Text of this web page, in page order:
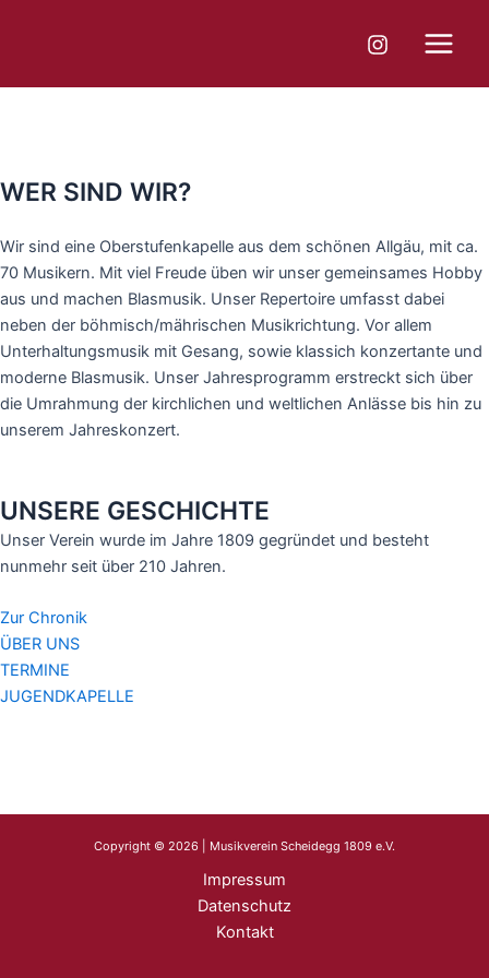
WER SIND WIR?
Wir sind eine Oberstufenkapelle aus dem schönen Allgäu, mit ca.
70 Musikern. Mit viel Freude üben wir unser gemeinsames Hobby
aus und machen Blasmusik. Unser Repertoire umfasst dabei
neben der böhmisch/mährischen Musikrichtung. Vor allem
Unterhaltungsmusik mit Gesang, sowie klassich konzertante und
moderne Blasmusik. Unser Jahresprogramm erstreckt sich über
die Umrahmung der kirchlichen und weltlichen Anlässe bis hin zu
unserem Jahreskonzert.
UNSERE GESCHICHTE
Unser Verein wurde im Jahre 1809 gegründet und besteht
nunmehr seit über 210 Jahren.
Zur Chronik
ÜBER UNS
TERMINE
JUGENDKAPELLE
Copyright © 2026 | Musikverein Scheidegg 1809 e.V.
Impressum
Datenschutz
Kontakt